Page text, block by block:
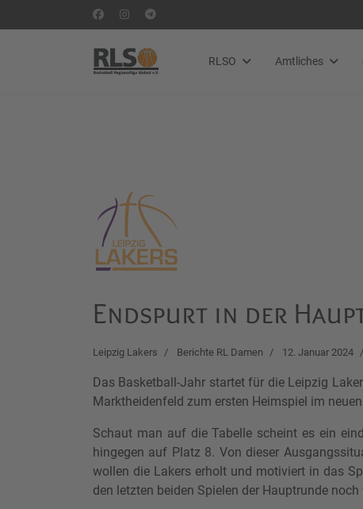
RLSO Amtliches
Endspurt in der
Leipzig Lakers Berichte RL Damen 12. Januar 2024
Das Basketball-Jahr startet für die Leipzig
Marktheidenfeld zum ersten Heimspiel im
Schaut man auf die Tabelle scheint es ein
hingegen auf Platz 8. Von dieser
wollen die Lakers erholt und motiviert in das
den letzten beiden Spielen der Hauptrunde